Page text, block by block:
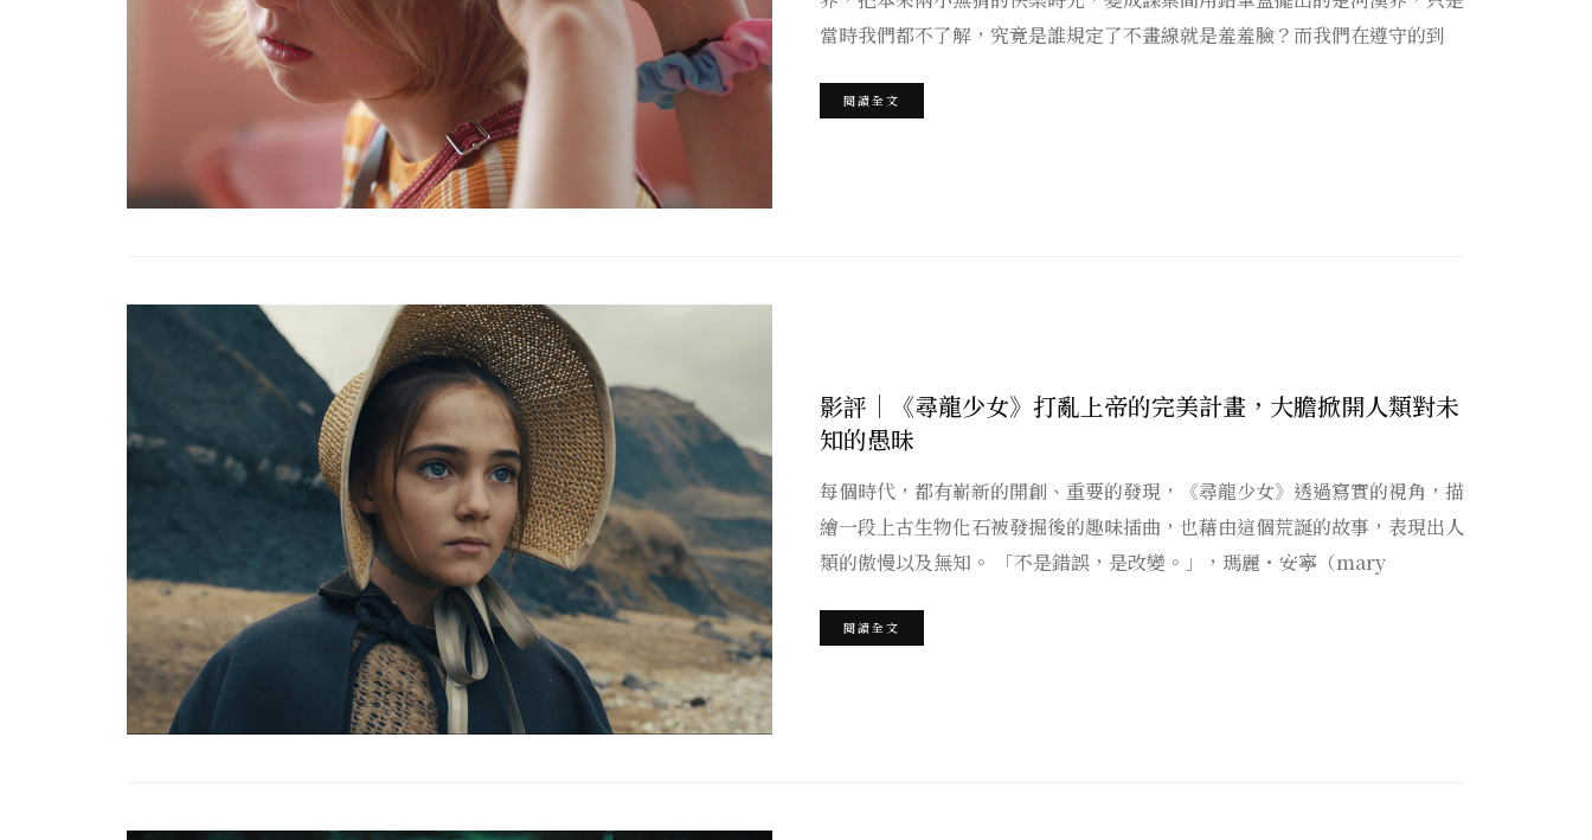
當時我們都不了解，究竟是誰規定了不畫線就是羞羞臉？而我們在遵守的到
閱讀全文
影評｜《尋龍少女》打亂上帝的完美計畫，大膽掀開人類對未
知的愚昧
每個時代，都有嶄新的開創、重要的發現，《尋龍少女》透過寫實的視角，描
繪一段上古生物化石被發掘後的趣味插曲，也藉由這個荒誕的故事，表現出人
類的傲慢以及無知。 「不是錯誤，是改變。」，瑪麗・安寧（mary
閱讀全文